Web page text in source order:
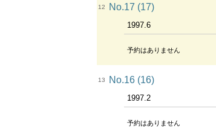
12 No.17 (17)
1997.6
予約はありません
13 No.16 (16)
1997.2
予約はありません